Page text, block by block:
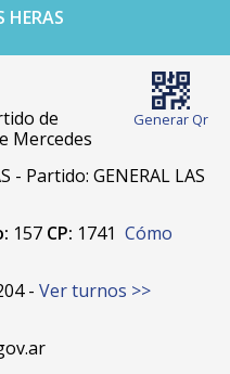
HERAS
Generar Qr
de
Mercedes
- Partido: GENERAL LAS
157 CP: 1741 Cómo
- Ver turnos >>